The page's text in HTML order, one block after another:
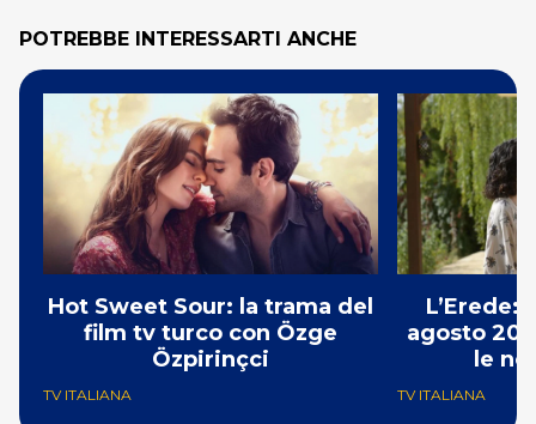
POTREBBE INTERESSARTI ANCHE
Hot Sweet Sour: la trama del
film tv turco con Özge
Özpirinçci
TV ITALIANA
L’Erede:
agosto
le
TV ITALIANA